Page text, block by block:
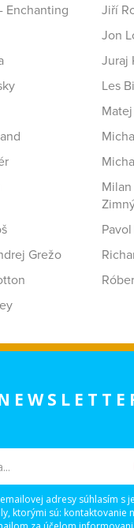
Enchanting
Jiří
Jon
Juraj
Les
Grežo
adresy súhlasím s
ktorými sú: kontaktovanie